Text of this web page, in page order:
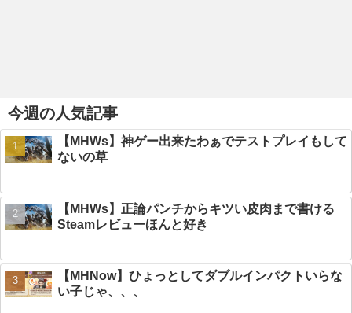
今週の人気記事
【MHWs】神ゲー出来たわぁでテストプレイもして
ないの草
【MHWs】正論パンチからキツい皮肉まで書ける
Steamレビューほんと好き
【MHNow】ひょっとしてダブルインパクトいらな
い子じゃ、、、